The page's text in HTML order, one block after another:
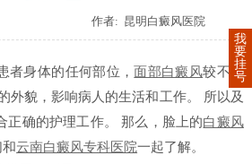
作者: 昆明白癜风医院
身体的任何部位， 面部白癜风较不被
外貌，影响病人的生活和工作。 所以及
正确的护理工作。 那么，脸上的白癜风
云南白癜风专科医院一起了解。
我
要
挂
号